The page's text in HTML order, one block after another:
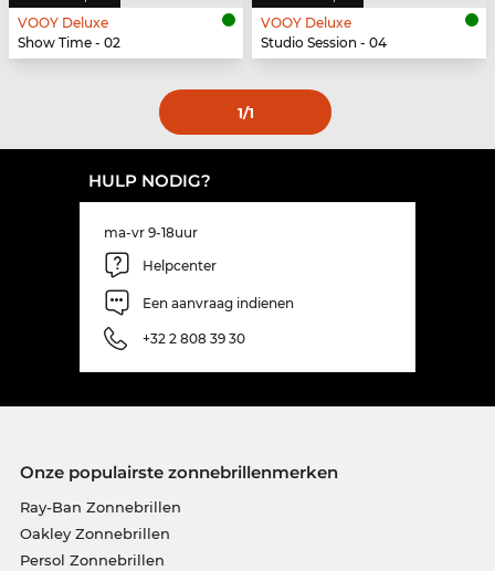
VOOY Deluxe
Show Time - 02
VOOY Deluxe
Studio Session - 04
1/1
HULP NODIG?
ma-vr 9-18uur
Helpcenter
Een aanvraag indienen
+32 2 808 39 30
Onze populairste zonnebrillenmerken
Ray-Ban Zonnebrillen
Oakley Zonnebrillen
Persol Zonnebrillen